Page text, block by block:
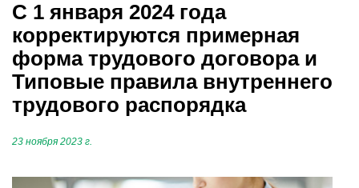
С 1 января 2024 года
корректируются примерная
форма трудового договора и
Типовые правила внутреннего
трудового распорядка
23 ноября 2023 г.